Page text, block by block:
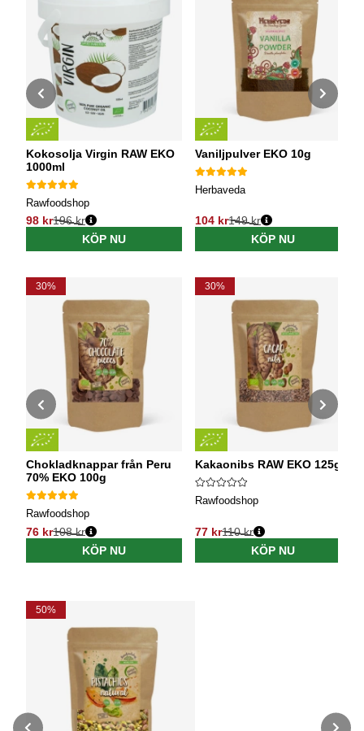
Kokosolja Virgin RAW EKO
1000ml
Rawfoodshop
98 kr
Ordinarie pris:
196 kr
KÖP NU
Vaniljpulver EKO 10g
Herbaveda
104 kr
Ordinarie pris:
149 kr
KÖP NU
30%
Chokladknappar från Peru
70% EKO 100g
Rawfoodshop
76 kr
Ordinarie pris:
108 kr
KÖP NU
30%
Kakaonibs RAW EKO 125g
Rawfoodshop
77 kr
Ordinarie pris:
110 kr
KÖP NU
50%